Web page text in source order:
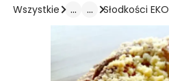
Wszystkie ... ... Słodkości EKO